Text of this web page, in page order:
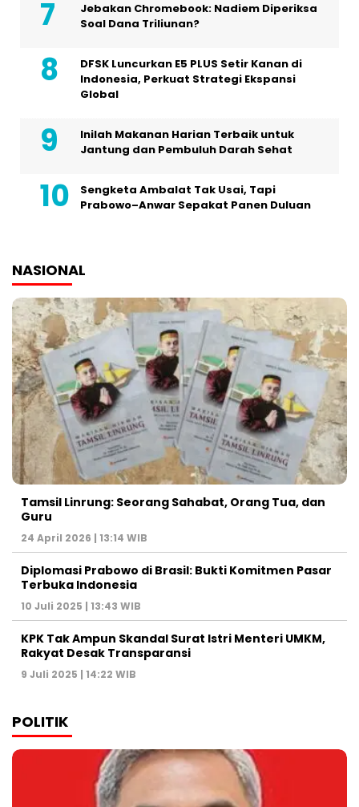
Jebakan Chromebook: Nadiem Diperiksa
Soal Dana Triliunan?
DFSK Luncurkan E5 PLUS Setir Kanan di
Indonesia, Perkuat Strategi Ekspansi
Global
Inilah Makanan Harian Terbaik untuk
Jantung dan Pembuluh Darah Sehat
Sengketa Ambalat Tak Usai, Tapi
Prabowo–Anwar Sepakat Panen Duluan
NASIONAL
Tamsil Linrung: Seorang Sahabat, Orang Tua, dan
Guru
24 April 2026 | 13:14 WIB
Diplomasi Prabowo di Brasil: Bukti Komitmen Pasar
Terbuka Indonesia
10 Juli 2025 | 13:43 WIB
KPK Tak Ampun Skandal Surat Istri Menteri UMKM,
Rakyat Desak Transparansi
9 Juli 2025 | 14:22 WIB
POLITIK